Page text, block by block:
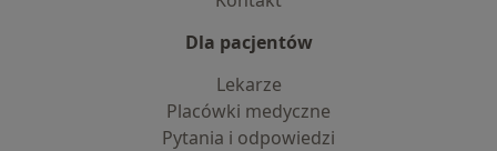
Dla pacjentów
Lekarze
Placówki medyczne
Pytania i odpowiedzi